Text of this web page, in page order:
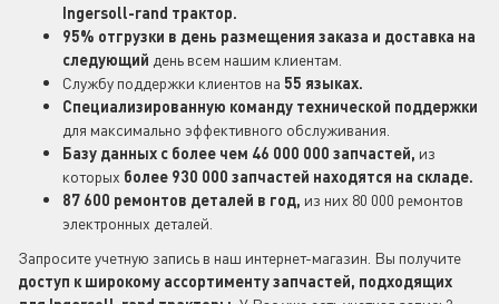
Ingersoll-rand трактор.
95% отгрузки в день размещения заказа и доставка на
следующий день всем нашим клиентам.
Службу поддержки клиентов на 55 языках.
Специализированную команду технической поддержки
для максимально эффективного обслуживания.
Базу данных с более чем 46 000 000 запчастей, из
которых более 930 000 запчастей находятся на складе.
87 600 ремонтов деталей в год, из них 80 000 ремонтов
электронных деталей.
Запросите учетную запись в наш интернет-магазин. Вы получите
доступ к широкому ассортименту запчастей, подходящих